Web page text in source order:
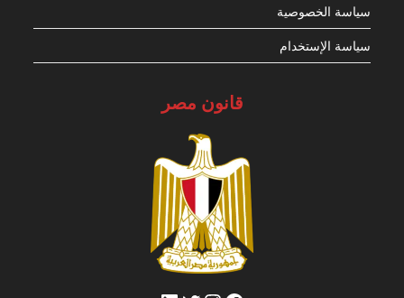
سياسة الخصوصية
سياسة الإستخدام
قانون مصر